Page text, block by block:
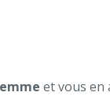
et vous en